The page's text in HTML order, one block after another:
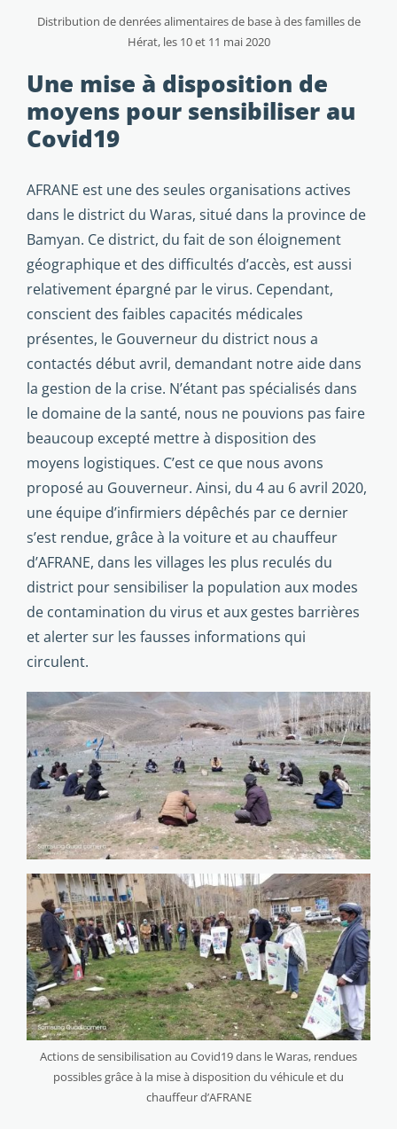
Distribution de denrées alimentaires de base à des familles de
Hérat, les 10 et 11 mai 2020
Une mise à disposition de
moyens pour sensibiliser au
Covid19
AFRANE est une des seules organisations actives
dans le district du Waras, situé dans la province de
Bamyan. Ce district, du fait de son éloignement
géographique et des difficultés d’accès, est aussi
relativement épargné par le virus. Cependant,
conscient des faibles capacités médicales
présentes, le Gouverneur du district nous a
contactés début avril, demandant notre aide dans
la gestion de la crise. N’étant pas spécialisés dans
le domaine de la santé, nous ne pouvions pas faire
beaucoup excepté mettre à disposition des
moyens logistiques. C’est ce que nous avons
proposé au Gouverneur. Ainsi, du 4 au 6 avril 2020,
une équipe d’infirmiers dépêchés par ce dernier
s’est rendue, grâce à la voiture et au chauffeur
d’AFRANE, dans les villages les plus reculés du
district pour sensibiliser la population aux modes
de contamination du virus et aux gestes barrières
et alerter sur les fausses informations qui
circulent.
Actions de sensibilisation au Covid19 dans le Waras, rendues
possibles grâce à la mise à disposition du véhicule et du
chauffeur d’AFRANE